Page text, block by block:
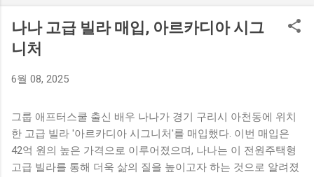
나나 고급 빌라 매입, 아르카디아 시그
니처
6월 08, 2025
그룹 애프터스쿨 출신 배우 나나가 경기 구리시 아천동에 위치
한 고급 빌라 '아르카디아 시그니처'를 매입했다. 이번 매입은
42억 원의 높은 가격으로 이루어졌으며, 나나는 이 전원주택형
고급 빌라를 통해 더욱 삶의 질을 높이고자 하는 것으로 알려졌